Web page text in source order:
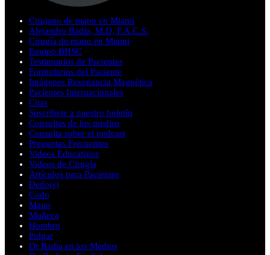
Cirujano de mano en Miami
Alejandro Badia, M.D, F.A.C.S.
Cirugía de mano en Miami
Equipo BHSC
Testimonios de Pacientes
Formularios del Paciente
Imágenes Resonancia Magnética
Pacientes Internacionales
Citas
Suscríbete a nuestro boletín
Consultas de los medios
Consulta sobre el podcast
Preguntas Frecuentes
Videos Educativos
Videos de Cirugía
Artículos para Pacientes
Dedo(s)
Codo
Mano
Muñeca
Hombro
Pulgar
Dr Badia en los Medios